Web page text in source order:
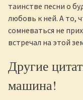
таинстве песни о
любовь к ней. А то,
сомневаться не
встречал на этой
Другие
машина!